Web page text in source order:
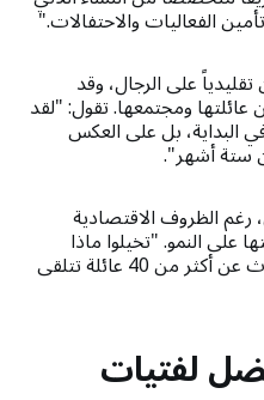
الفعاليات والاحتفالات."
على الرجال، وقد
ومجتمعها. تقول: "لقد
البداية، بل على العكس
ستة أشهر".
رغم الظروف الاقتصادية
على النمو. "تخيلوا ماذا
سيحدث لو استسلمنا؟ نحن نتحدث عن أكثر من 40 عائلة تتلقى
لفتيات